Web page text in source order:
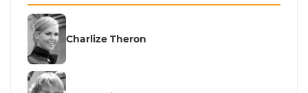
Charlize Theron